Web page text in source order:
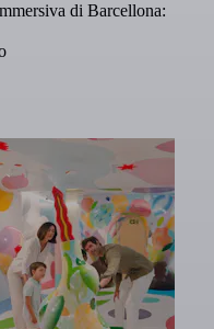
di Barcellona: